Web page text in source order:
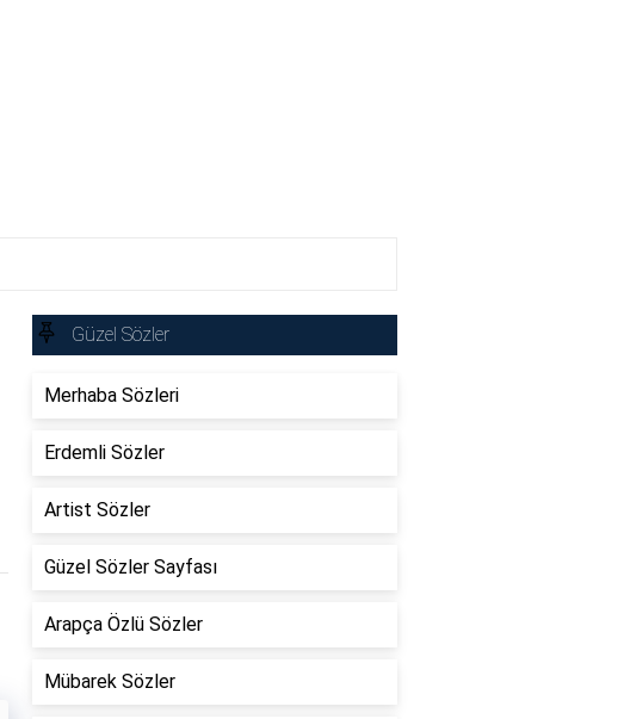
Güzel Sözler
Merhaba Sözleri
Erdemli Sözler
Artist Sözler
Güzel Sözler Sayfası
Arapça Özlü Sözler
Mübarek Sözler